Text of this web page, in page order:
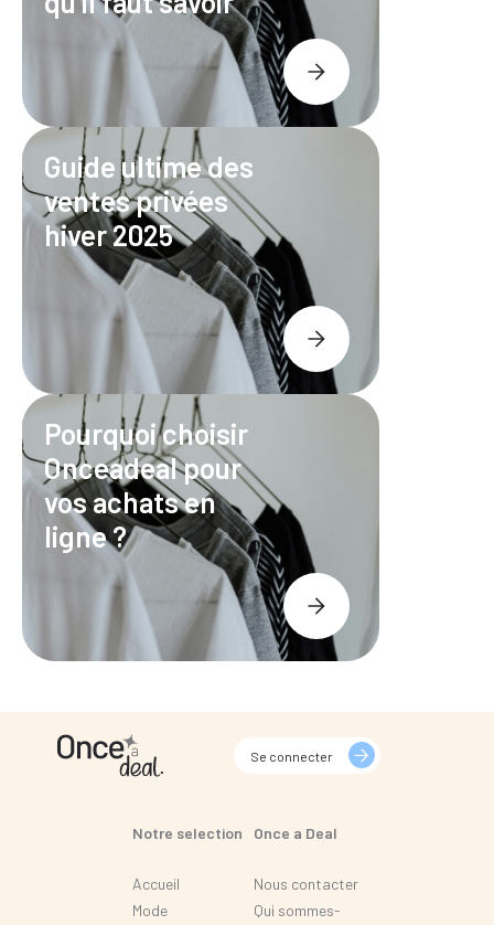
Guide ultime des
ventes privées
hiver 2025
Pourquoi choisir
Onceadeal pour
vos achats en
ligne ?
Se connecter
Notre selection
Accueil
Mode
Once a Deal
Nous contacter
Qui sommes-